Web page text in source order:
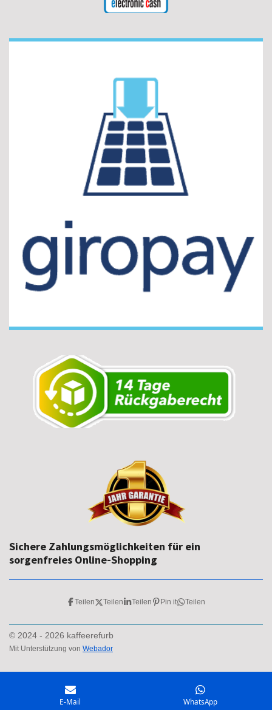
Sichere Zahlungsmöglichkeiten für ein
sorgenfreies Online-Shopping
Teilen Teilen Teilen Pin it Teilen
© 2024 - 2026 kaffeerefurb
Mit Unterstützung von Webador
E-Mail WhatsApp